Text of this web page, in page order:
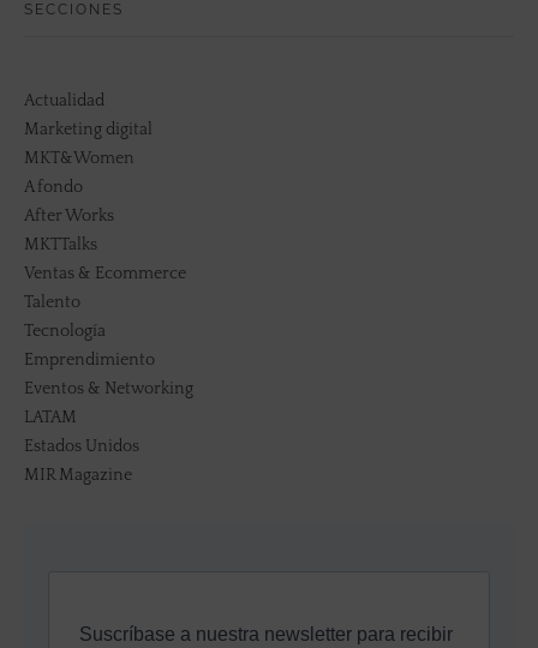
SECCIONES
Actualidad
Marketing digital
MKT&Women
A fondo
After Works
MKTTalks
Ventas & Ecommerce
Talento
Tecnología
Emprendimiento
Eventos & Networking
LATAM
Estados Unidos
MIR Magazine